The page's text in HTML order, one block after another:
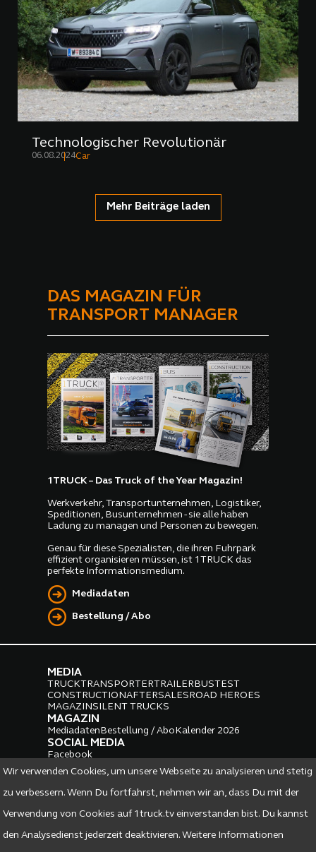
Wir verwenden Cookies, um unsere Webseite zu analysieren und stetig
zu verbessern. Wenn Du fortfahrst, nehmen wir an, dass Du mit der
Verwendung von Cookies auf 1truck.tv einverstanden bist. Du kannst
den Analysedienst jederzeit deaktivieren. Weitere Informationen
Technologischer Revolutionär
06.08.2024Car
Mehr Beiträge laden
DAS MAGAZIN FÜR
TRANSPORT MANAGER
1TRUCK – Das Truck of the Year Magazin!
Werkverkehr, Transportunternehmen, Logistiker,
Speditionen, Busunternehmen - sie alle haben
Ladung zu managen und Personen zu bewegen.
Genau für diese Spezialisten, die ihren Fuhrpark
effizient organisieren müssen, ist 1TRUCK das
perfekte Informationsmedium.
Mediadaten
Bestellung / Abo
MEDIA
TRUCKTRANSPORTERTRAILERBUSTEST
CONSTRUCTIONAFTERSALESROAD HEROES
MAGAZINSILENT TRUCKS
MAGAZIN
MediadatenBestellung / AboKalender 2026
SOCIAL MEDIA
Facebook
Instagram LinkedIn